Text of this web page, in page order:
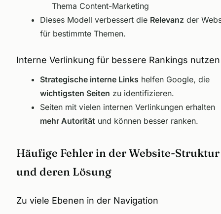
Thema Content-Marketing
Dieses Modell verbessert die Relevanz der
für bestimmte Themen.
Interne Verlinkung für bessere Rankings nutzen
Strategische interne Links helfen Google, die
wichtigsten Seiten zu identifizieren.
Seiten mit vielen internen Verlinkungen erhalten
mehr Autorität und können besser ranken.
Häufige Fehler in der Website-Struktur
und deren Lösung
Zu viele Ebenen in der Navigation